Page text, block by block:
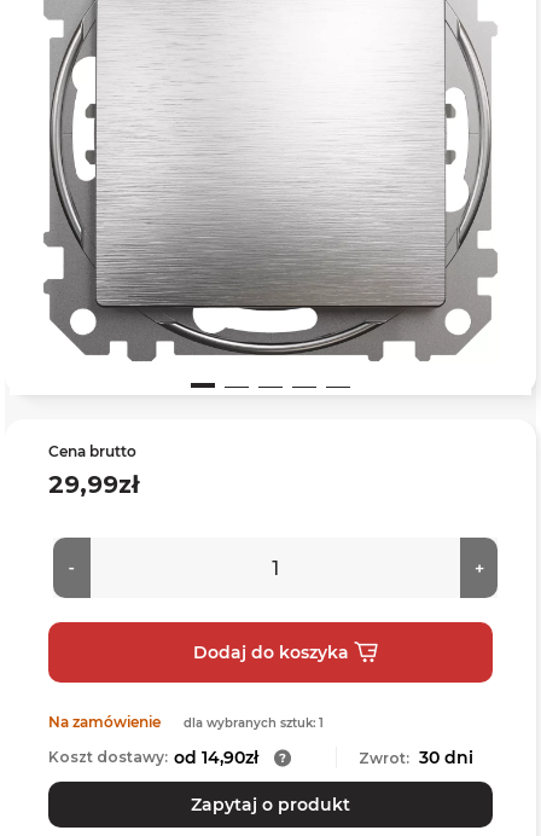
Cena brutto
29,99zł
Na zamówienie dla wybranych sztuk: 1
Koszt dostawy: od 14,90zł Zwrot: 30 dni
Zapytaj o produkt